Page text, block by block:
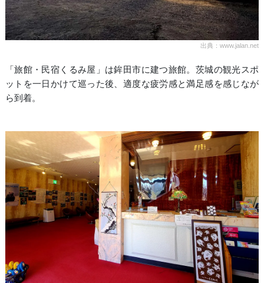
出典：www.jalan.net
「旅館・民宿くるみ屋」は鉾田市に建つ旅館。茨城の観光スポ
ットを一日かけて巡った後、適度な疲労感と満足感を感じなが
ら到着。